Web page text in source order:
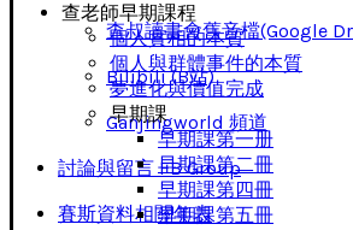
查叔讀書會舊音檔(Google
Bilibili (B站)
Ganjingworld 頻道
討論與留言 FB Group
賽斯資料相關年表
查老師早期課程
個人實相的本質
個人與群體事件的本質
夢進化與價值完成
早期課
早期課第一册
早期課第二冊
早期課第四冊
早期課第五冊